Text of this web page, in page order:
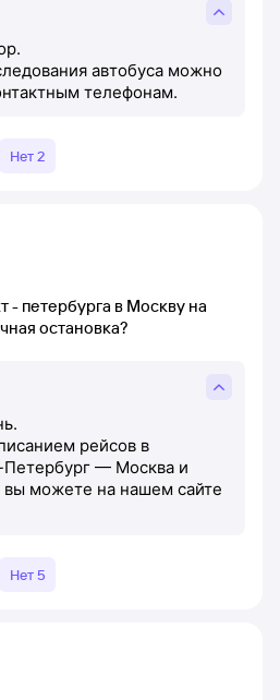
автобуса можно
телефонам.
Нет 2
- петербурга в Москву на
остановка?
рейсов в
Петербург — Москва и
можете на нашем сайте
Нет 5